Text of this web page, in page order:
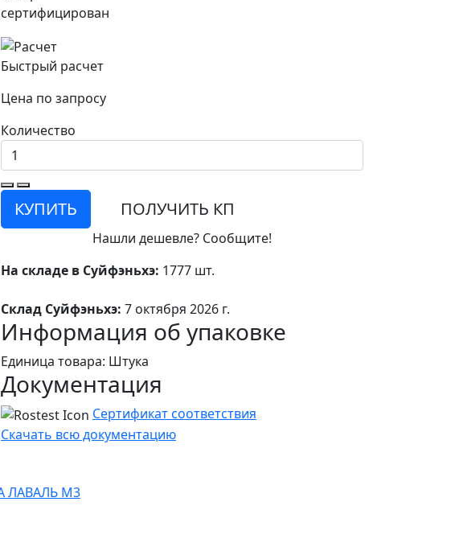
сертифицирован
Быстрый расчет
Цена по запросу
Количество
КУПИТЬ ПОЛУЧИТЬ КП
Нашли дешевле? Сообщите!
На складе в Суйфэньхэ: 1777 шт.
Склад Суйфэньхэ: 7 октября 2026 г.
Информация об упаковке
Единица товара: Штука
Документация
Сертификат соответствия
Скачать всю документацию